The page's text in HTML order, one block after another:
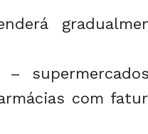
com